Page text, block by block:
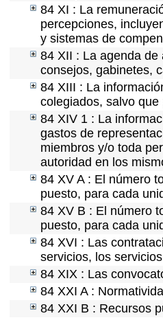
84 XI : La
percepciones,
y sistemas de
84 XII : La agenda
consejos, gabinetes,
84 XIII : La
colegiados, salvo
84 XIV 1 : La
gastos de
miembros y/o toda
autoridad en los
84 XV A : El número
puesto, para cada
84 XV B : El número
puesto, para cada
84 XVI : Las
servicios, los
84 XIX : Las
84 XXI A :
84 XXI B : Recursos